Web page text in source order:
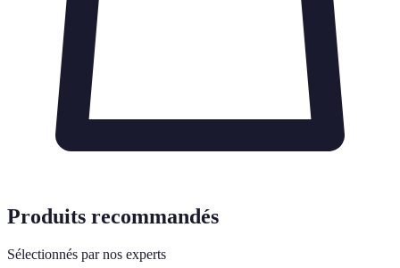
Produits recommandés
Sélectionnés par nos experts